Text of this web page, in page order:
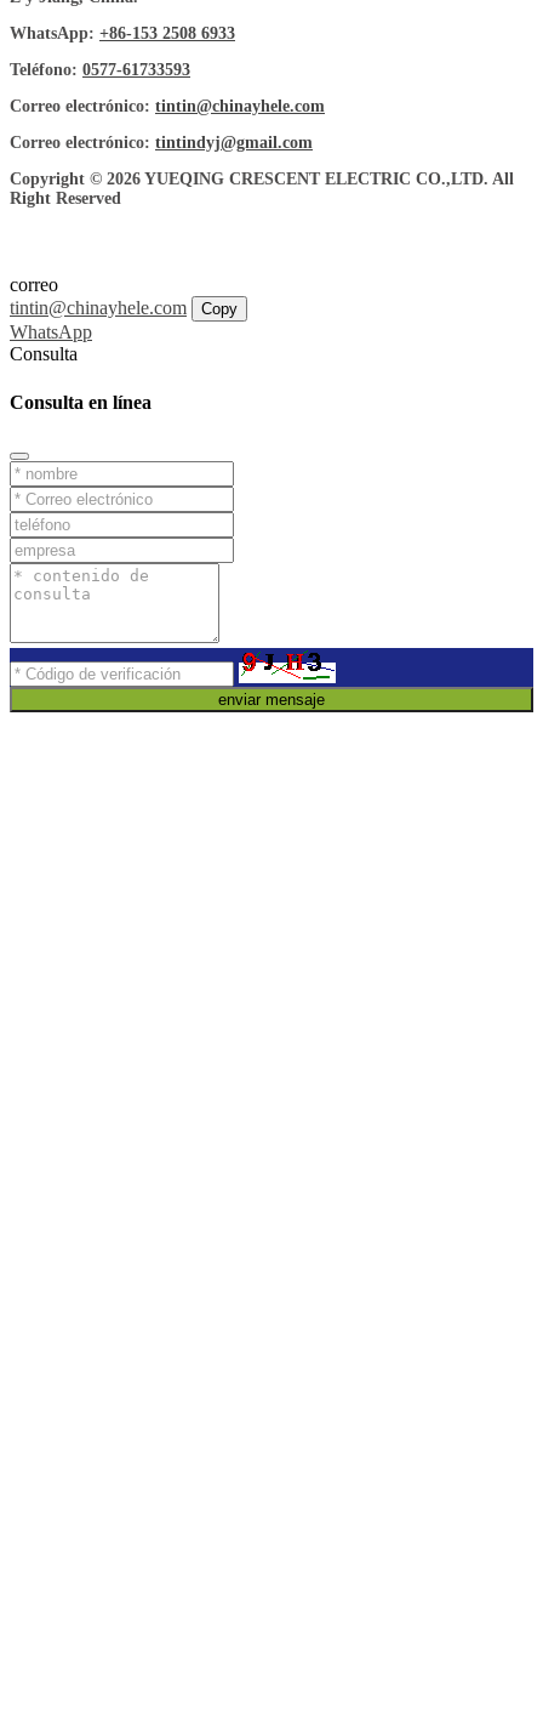
WhatsApp: +86-153 2508 6933
Teléfono: 0577-61733593
Correo electrónico: tintin@chinayhele.com
Correo electrónico: tintindyj@gmail.com
Copyright © 2026 YUEQING CRESCENT ELECTRIC CO.,LTD. All
Right Reserved
correo
tintin@chinayhele.com
Copy
WhatsApp
Consulta
Consulta en línea
enviar mensaje